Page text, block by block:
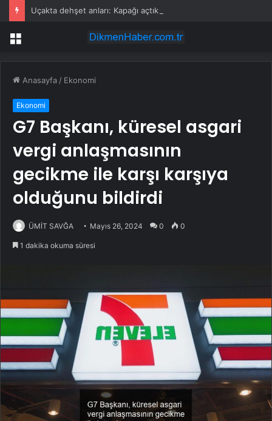
Menü
Anasayfa / Ekonomi
Ekonomi
G7 Başkanı, küresel asgari
vergi anlaşmasının
gecikme ile karşı karşıya
olduğunu bildirdi
ÜMİT SAVĞA Mayıs 26, 2024 0 0
1 dakika okuma süresi